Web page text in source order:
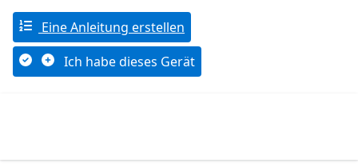
Eine Anleitung erstellen
Ich habe dieses Gerät